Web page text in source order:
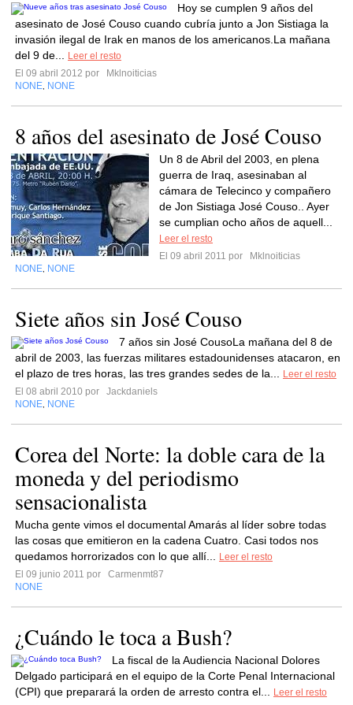
Hoy se cumplen 9 años del
asesinato de José Couso cuando cubría junto a Jon Sistiaga la
invasión ilegal de Irak en manos de los americanos.La mañana
del 9 de...
Leer el resto
El 09 abril 2012 por
Mklnoiticias
NONE NONE
8 años del asesinato de José Couso
Un 8 de Abril del 2003, en plena
guerra de Iraq, asesinaban al
cámara de Telecinco y compañero
de Jon Sistiaga José Couso.. Ayer
se cumplian ocho años de aquell...
Leer el resto
El 09 abril 2011 por
Mklnoiticias
NONE NONE
Siete años sin José Couso
7 años sin José CousoLa mañana del 8 de
abril de 2003, las fuerzas militares estadounidenses atacaron, en
el plazo de tres horas, las tres grandes sedes de la...
Leer el resto
El 08 abril 2010 por
Jackdaniels
NONE NONE
Corea del Norte: la doble cara de la
moneda y del periodismo
sensacionalista
Mucha gente vimos el documental Amarás al líder sobre todas
las cosas que emitieron en la cadena Cuatro. Casi todos nos
quedamos horrorizados con lo que allí...
Leer el resto
El 09 junio 2011 por
Carmenmt87
NONE
¿Cuándo le toca a Bush?
La fiscal de la Audiencia Nacional Dolores
Delgado participará en el equipo de la Corte Penal Internacional
(CPI) que preparará la orden de arresto contra el...
Leer el resto